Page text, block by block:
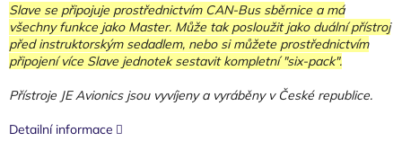
Slave se připojuje prostřednictvím CAN-Bus sběrnice a má
všechny funkce jako Master. Může tak posloužit jako duální přístroj
před instruktorským sedadlem, nebo si můžete prostřednictvím
připojení více Slave jednotek sestavit kompletní "six-pack".
Přístroje JE Avionics jsou vyvíjeny a vyráběny v České republice.
Detailní informace